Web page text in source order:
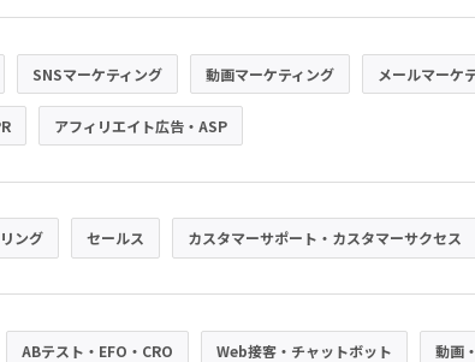
SNSマーケティング 動画マーケティング メールマーケ
アフィリエイト広告・ASP
ング セールス カスタマーサポート・カスタマーサクセス
ABテスト・EFO・CRO Web接客・チャットボット 動画